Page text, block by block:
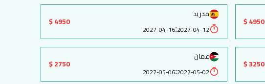
4950 $
مدريد
2027-04-12
:
2027-04-16
4950 $
3250 $
عمان
2027-05-02
:
2027-05-06
2750 $